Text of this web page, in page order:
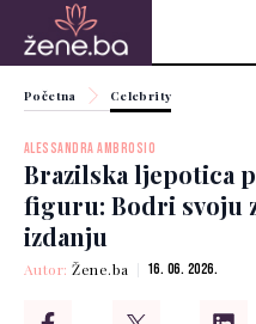
Početna Celebrity
ALESSANDRA AMBROSIO
Brazilska ljepotica
figuru: Bodri svoju
izdanju
Autor:Žene.ba 16. 06. 2026.